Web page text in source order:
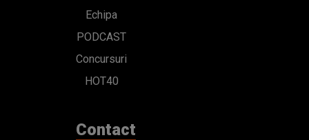
Echipa
PODCAST
Concursuri
HOT40
Contact